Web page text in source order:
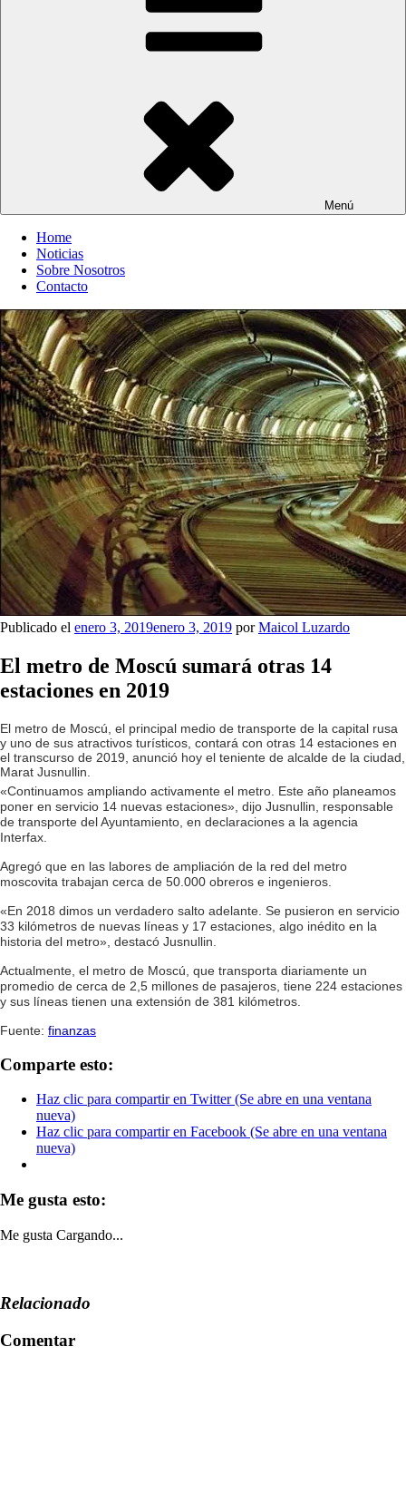
Menú
Home
Noticias
Sobre Nosotros
Contacto
Publicado el enero 3, 2019enero 3, 2019 porMaicol Luzardo
El metro de Moscú sumará otras 14
estaciones en 2019
El metro de Moscú, el principal medio de transporte de la capital rusa
y uno de sus atractivos turísticos, contará con otras 14 estaciones en
el transcurso de 2019, anunció hoy el teniente de alcalde de la ciudad,
Marat Jusnullin.
«Continuamos ampliando activamente el metro. Este año planeamos
poner en servicio 14 nuevas estaciones», dijo Jusnullin, responsable
de transporte del Ayuntamiento, en declaraciones a la agencia
Interfax.
Agregó que en las labores de ampliación de la red del metro
moscovita trabajan cerca de 50.000 obreros e ingenieros.
«En 2018 dimos un verdadero salto adelante. Se pusieron en servicio
33 kilómetros de nuevas líneas y 17 estaciones, algo inédito en la
historia del metro», destacó Jusnullin.
Actualmente, el metro de Moscú, que transporta diariamente un
promedio de cerca de 2,5 millones de pasajeros, tiene 224 estaciones
y sus líneas tienen una extensión de 381 kilómetros.
Fuente: finanzas
Comparte esto:
Haz clic para compartir en Twitter (Se abre en una ventana
nueva)
Haz clic para compartir en Facebook (Se abre en una ventana
nueva)
Me gusta esto:
Me gusta Cargando...
Relacionado
Comentar